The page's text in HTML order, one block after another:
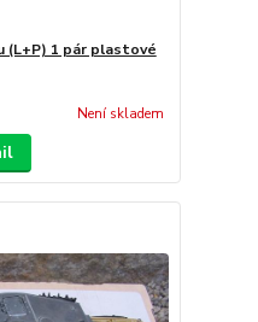
(L+P) 1 pár plastové
Není skladem